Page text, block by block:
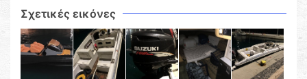
Σχετικές εικόνες